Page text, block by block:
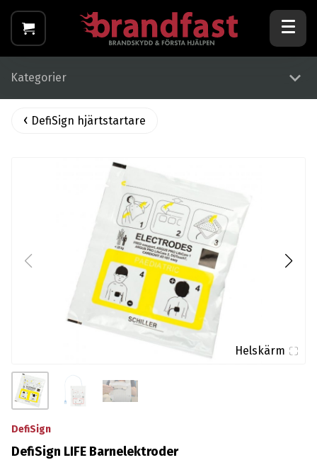
Kategorier
DefiSign hjärtstartare
Helskärm
DefiSign
DefiSign LIFE Barnelektroder